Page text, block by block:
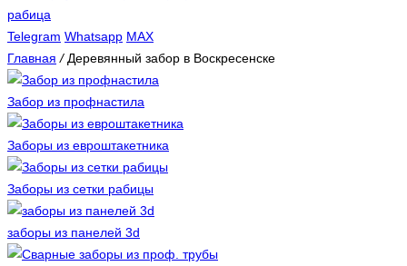
Telegram Whatsapp MAX
Главная / Деревянный забор в Воскресенске
Забор из профнастила
Заборы из евроштакетника
Заборы из сетки рабицы
заборы из панелей 3d